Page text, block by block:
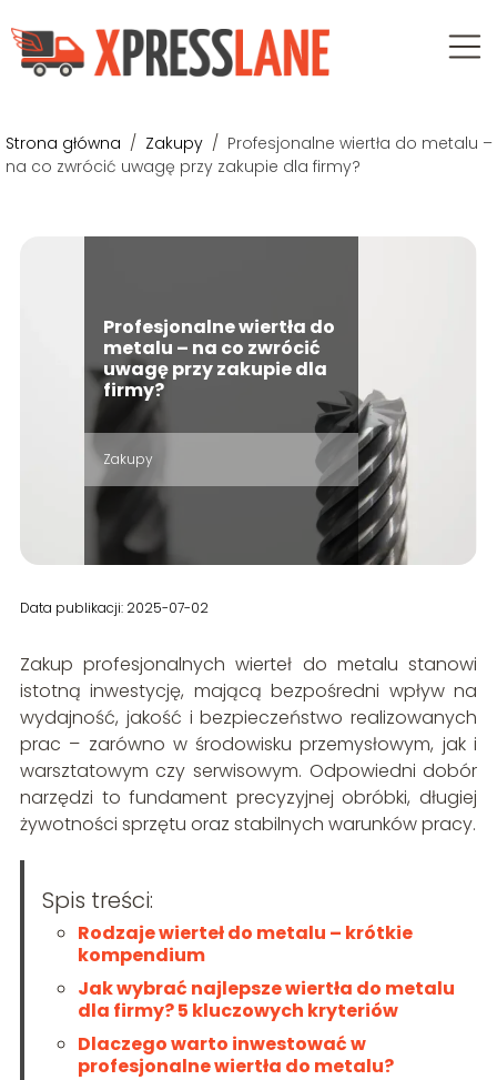
Strona główna / Zakupy / Profesjonalne wiertła do metalu –
na co zwrócić uwagę przy zakupie dla firmy?
Profesjonalne wiertła do
metalu – na co zwrócić
uwagę przy zakupie dla
firmy?
Zakupy
Data publikacji: 2025-07-02
Zakup profesjonalnych wierteł do metalu stanowi
istotną inwestycję, mającą bezpośredni wpływ na
wydajność, jakość i bezpieczeństwo realizowanych
prac – zarówno w środowisku przemysłowym, jak i
warsztatowym czy serwisowym. Odpowiedni dobór
narzędzi to fundament precyzyjnej obróbki, długiej
żywotności sprzętu oraz stabilnych warunków pracy.
Spis treści:
Rodzaje wierteł do metalu – krótkie
kompendium
Jak wybrać najlepsze wiertła do metalu
dla firmy? 5 kluczowych kryteriów
Dlaczego warto inwestować w
profesjonalne wiertła do metalu?